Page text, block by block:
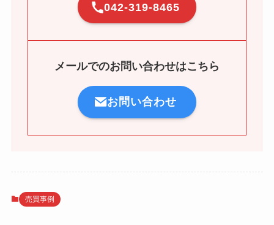
042-319-8465
メールでのお問い合わせはこちら
お問い合わせ
売買事例